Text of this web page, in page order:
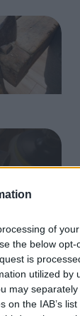
of
the below opt-
is
utilized by
may
the IAB’s